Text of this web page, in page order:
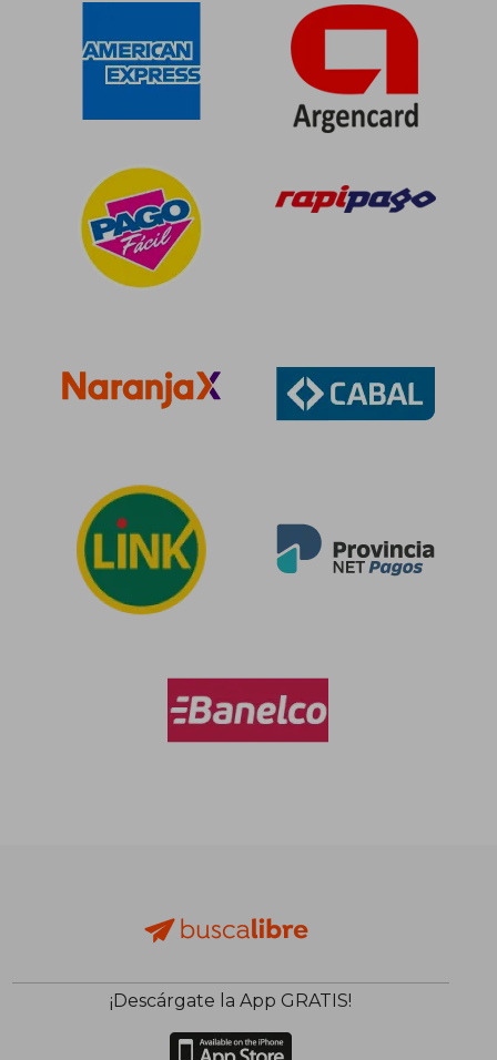
¡Descárgate la App GRATIS!